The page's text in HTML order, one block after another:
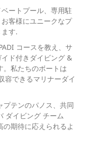
ートプール、専用駐
客様にユニークなプ
す.
コースを教え、サ
ド付きダイビング &
。私たちのボートは
容できるマリナーダイ
プテンのパノス、共同
ダイビング チーム
期待に応えられるよ